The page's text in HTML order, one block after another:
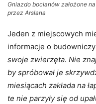
Gniazdo bocianów założone
przez Arslana
Jeden z miejscowych
informacje o
swoje zwierzęta. Nie
by spróbował je
miesiącach zakłada na
te nie parzyły się od